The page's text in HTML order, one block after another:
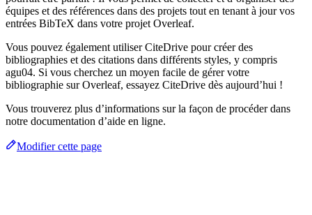
équipes et des références dans des projets tout en tenant à jour vos
entrées BibTeX dans votre projet Overleaf.
Vous pouvez également utiliser CiteDrive pour créer des
bibliographies et des citations dans différents styles, y compris
agu04. Si vous cherchez un moyen facile de gérer votre
bibliographie sur Overleaf, essayez CiteDrive dès aujourd’hui !
Vous trouverez plus d’informations sur la façon de procéder dans
notre documentation d’aide en ligne.
Modifier cette page